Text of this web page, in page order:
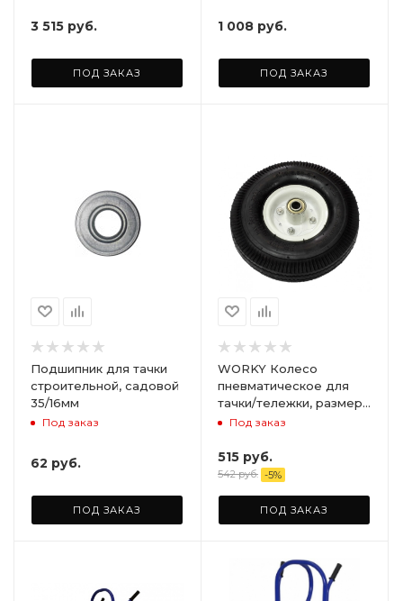
3 515 руб.
ПОД ЗАКАЗ
симметричная ступица,
ARD255885
1 008 руб.
ПОД ЗАКАЗ
Подшипник для тачки
строительной, садовой
35/16мм
Под заказ
62 руб.
ПОД ЗАКАЗ
WORKY Колесо
пневматическое для
тачки/тележки, размер
4,1/3,5-4 d-16 не
ARD255902
Под заказ
515 руб.
542руб. -5%
ПОД ЗАКАЗ